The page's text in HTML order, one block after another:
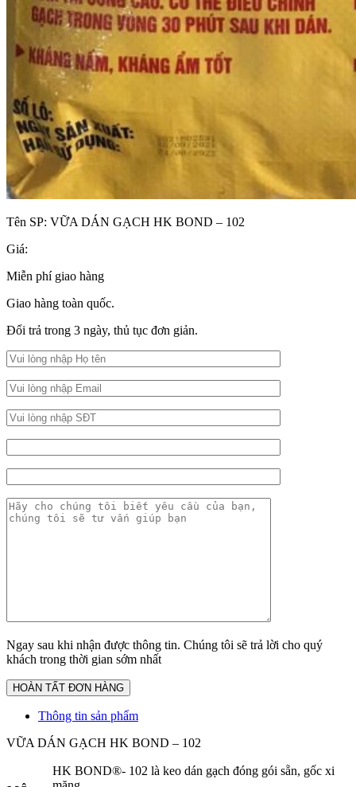
Tên SP: VỮA DÁN GẠCH HK BOND – 102
Giá:
Miễn phí giao hàng
Giao hàng toàn quốc.
Đổi trả trong 3 ngày, thủ tục đơn giản.
Ngay sau khi nhận được thông tin. Chúng tôi sẽ trả lời cho quý
khách trong thời gian sớm nhất
Thông tin sản phẩm
VỮA DÁN GẠCH HK BOND – 102
HK BOND®- 102 là keo dán gạch đóng gói sẵn, gốc xi